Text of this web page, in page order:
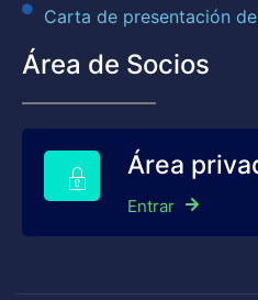
Carta de presentación
Área de Socios
Área
Entrar